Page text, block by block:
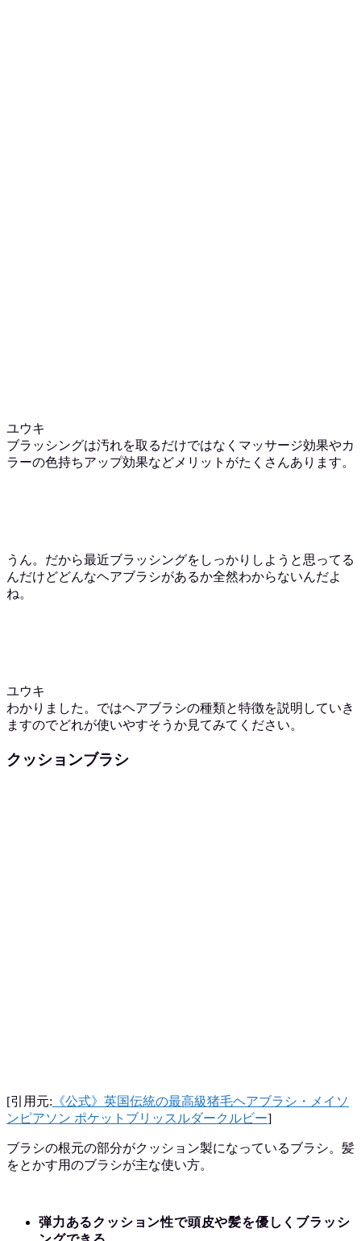
ユウキ
ブラッシングは汚れを取るだけではなくマッサージ効果やカ
ラーの色持ちアップ効果などメリットがたくさんあります。
うん。だから最近ブラッシングをしっかりしようと思ってる
んだけどどんなヘアブラシがあるか全然わからないんだよ
ね。
ユウキ
わかりました。ではヘアブラシの種類と特徴を説明していき
ますのでどれが使いやすそうか見てみてください。
クッションブラシ
[引用元: 《公式》英国伝統の最高級猪毛ヘアブラシ・メイソ
ンピアソン ポケットブリッスルダークルビー]
ブラシの根元の部分がクッション製になっているブラシ。髪
をとかす用のブラシが主な使い方。
弾力あるクッション性で頭皮や髪を優しくブラッシ